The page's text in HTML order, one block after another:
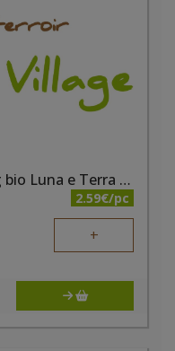
Petits pois et carottes 340g bio Luna e Terra DEMETER
2.59€/pc
+